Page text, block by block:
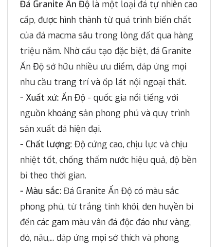
Đá Granite Ấn Độ là một loại đá tự nhiên cao
cấp, được hình thành từ quá trình biến chất
của đá macma sâu trong lòng đất qua hàng
triệu năm. Nhờ cấu tạo đặc biệt, đá Granite
Ấn Độ sở hữu nhiều ưu điểm, đáp ứng mọi
nhu cầu trang trí và ốp lát nội ngoại thất.
- Xuất xứ: Ấn Độ - quốc gia nổi tiếng với
nguồn khoáng sản phong phú và quy trình
sản xuất đá hiện đại.
- Chất lượng: Độ cứng cao, chịu lực và chịu
nhiệt tốt, chống thấm nước hiệu quả, độ bền
bỉ theo thời gian.
- Màu sắc: Đá Granite Ấn Độ có màu sắc
phong phú, từ trắng tinh khôi, đen huyền bí
đến các gam màu vân đá độc đáo như vàng,
đỏ, nâu,... đáp ứng mọi sở thích và phong